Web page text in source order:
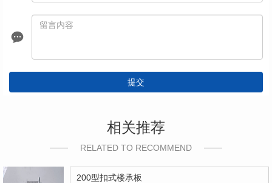
提交
相关推荐
RELATED TO RECOMMEND
200型扣式楼承板